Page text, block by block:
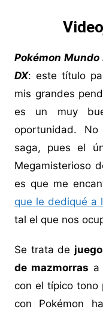
Pokémon
DX: este título
mis grandes
es un muy
oportunidad.
saga, pues el
Megamisterioso
es que me
que le dediqué a
tal el que nos
Se trata de
de mazmorras a
con el típico tono
con Pokémon